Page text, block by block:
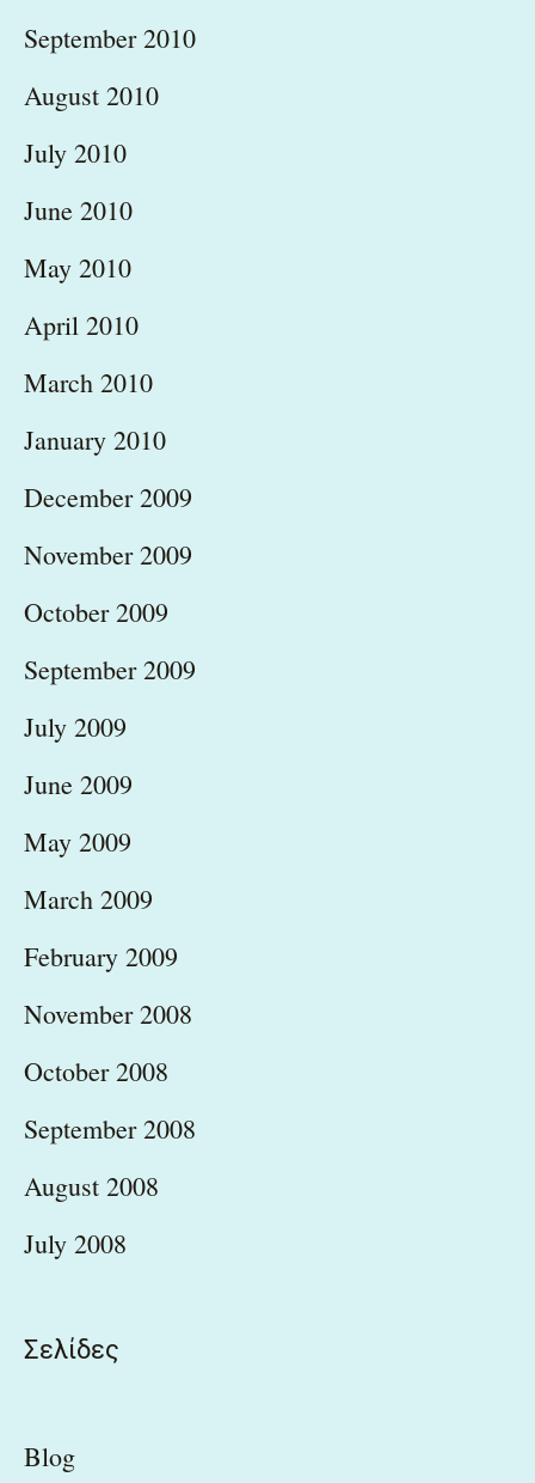
September 2010
August 2010
July 2010
June 2010
May 2010
April 2010
March 2010
January 2010
December 2009
November 2009
October 2009
September 2009
July 2009
June 2009
May 2009
March 2009
February 2009
November 2008
October 2008
September 2008
August 2008
July 2008
Σελίδες
Blog